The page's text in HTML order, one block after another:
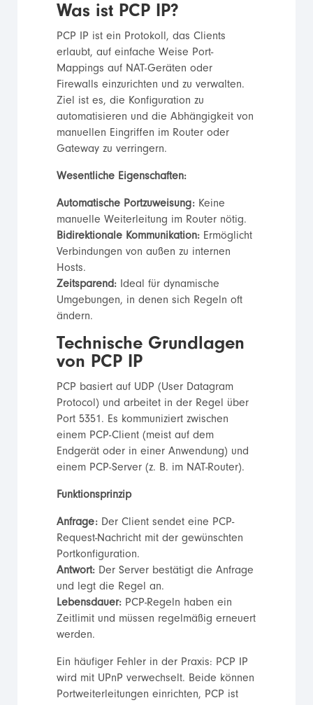
Was ist PCP IP?
PCP IP ist ein Protokoll, das Clients
erlaubt, auf einfache Weise Port-
Mappings auf NAT-Geräten oder
Firewalls einzurichten und zu verwalten.
Ziel ist es, die Konfiguration zu
automatisieren und die Abhängigkeit von
manuellen Eingriffen im Router oder
Gateway zu verringern.
Wesentliche Eigenschaften:
Automatische Portzuweisung:Keine
manuelle Weiterleitung im Router nötig.
Bidirektionale Kommunikation:Ermöglicht
Verbindungen von außen zu internen
Hosts.
Zeitsparend:Ideal für dynamische
Umgebungen, in denen sich Regeln oft
ändern.
Technische Grundlagen
von PCP IP
PCP basiert auf UDP (User Datagram
Protocol) und arbeitet in der Regel über
Port 5351. Es kommuniziert zwischen
einem PCP-Client (meist auf dem
Endgerät oder in einer Anwendung) und
einem PCP-Server (z. B. im NAT-Router).
Funktionsprinzip
Anfrage:Der Client sendet eine PCP-
Request-Nachricht mit der gewünschten
Portkonfiguration.
Antwort:Der Server bestätigt die Anfrage
und legt die Regel an.
Lebensdauer:PCP-Regeln haben ein
Zeitlimit und müssen regelmäßig erneuert
werden.
Ein häufiger Fehler in der Praxis: PCP IP
wird mit UPnP verwechselt. Beide können
Portweiterleitungen einrichten, PCP ist